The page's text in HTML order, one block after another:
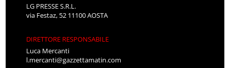
LG PRESSE S.R.L.
via Festaz, 52 11100 AOSTA
DIRETTORE RESPONSABILE
Luca Mercanti
l.mercanti@gazzettamatin.com